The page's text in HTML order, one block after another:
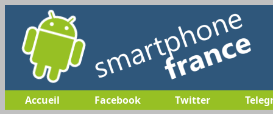
Accueil Facebook Twitter